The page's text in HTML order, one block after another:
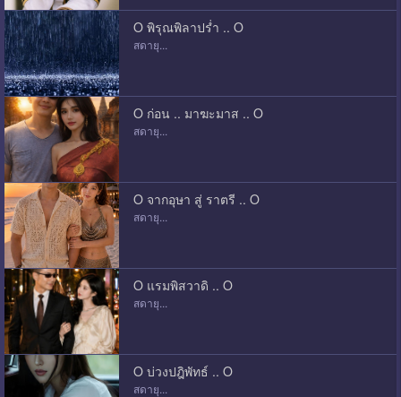
O พิรุณพิลาปร่ำ .. O
สดายุ...
O ก่อน .. มาฆะมาส .. O
สดายุ...
O จากอุษา สู่ ราตรี .. O
สดายุ...
O แรมพิสวาดิ .. O
สดายุ...
O บ่วงปฎิพัทธ์ .. O
สดายุ...